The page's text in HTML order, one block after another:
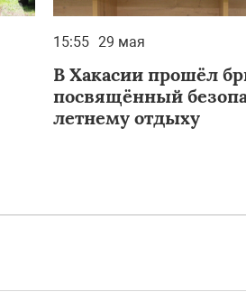
15:55 29 мая
В Хакасии прошёл
посвящённый
летнему отдыху